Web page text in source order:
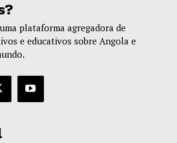
plataforma agregadora de
e educativos sobre Angola e